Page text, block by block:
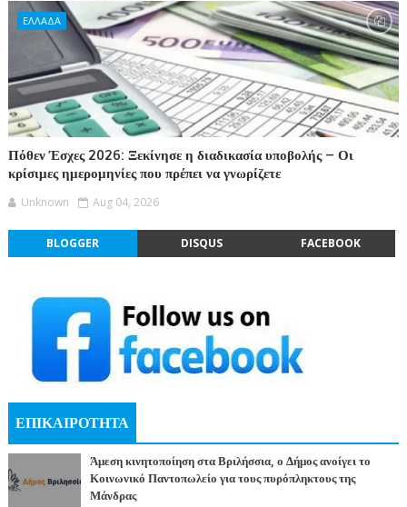
ΕΛΛΑΔΑ
Πόθεν Έσχες 2026: Ξεκίνησε η διαδικασία υποβολής – Οι
κρίσιμες ημερομηνίες που πρέπει να γνωρίζετε
Unknown Aug 04, 2026
BLOGGER DISQUS FACEBOOK
ΕΠΙΚΑΙΡΟΤΗΤΑ
Άμεση κινητοποίηση στα Βριλήσσια, ο Δήμος ανοίγει το
Κοινωνικό Παντοπωλείο για τους πυρόπληκτους της
Μάνδρας